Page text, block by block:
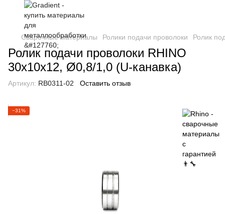
Сварочные материалы Ролики подачи проволоки Ролик
Ролик подачи проволоки RHINO
30х10х12, Ø0,8/1,0 (U-канавка)
Артикул: RB0311-02 Оставить отзыв
−31%